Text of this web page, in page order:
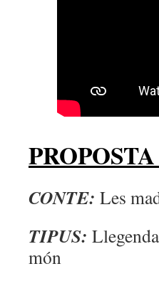
CONTE: Les
TIPUS:
món